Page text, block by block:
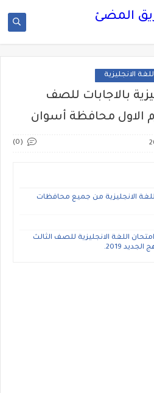
المضئ
الانجليزية
بالاجابات للصف
الاول محافظة أسوان
(0)
الانجليزية من جميع محافظات
اللغة الانجليزية للصف الثالث
2019.